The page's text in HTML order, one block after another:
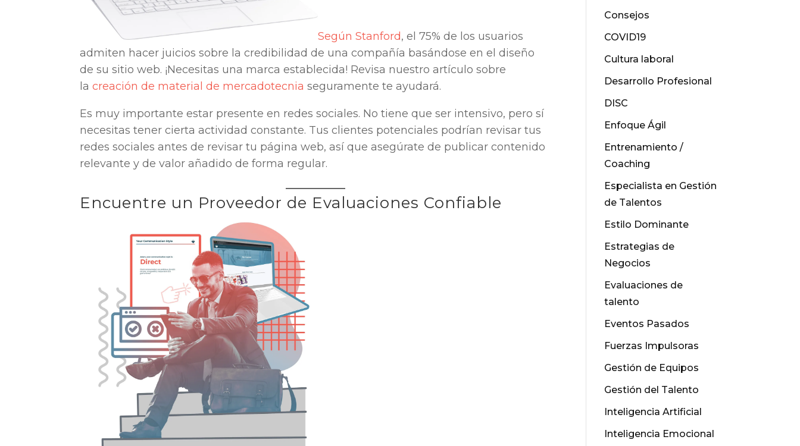
Según Stanford, el 75% de los usuarios
admiten hacer juicios sobre la credibilidad de una compañía basándose en el diseño
de su sitio web. ¡Necesitas una marca establecida! Revisa nuestro artículo sobre
lacreación de material de mercadotecnia seguramente te ayudará.
Es muy importante estar presente en redes sociales. No tiene que ser intensivo, pero sí
necesitas tener cierta actividad constante. Tus clientes potenciales podrían revisar tus
redes sociales antes de revisar tu página web, así que asegúrate de publicar contenido
relevante y de valor añadido de forma regular.
Encuentre un Proveedor de Evaluaciones Confiable
Consejos
COVID19
Cultura laboral
Desarrollo Profesional
DISC
Enfoque Ágil
Entrenamiento /
Coaching
Especialista en Gestión
de Talentos
Estilo Dominante
Estrategias de
Negocios
Evaluaciones de
talento
Eventos Pasados
Fuerzas Impulsoras
Gestión de Equipos
Gestión del Talento
Inteligencia Artificial
Inteligencia Emocional